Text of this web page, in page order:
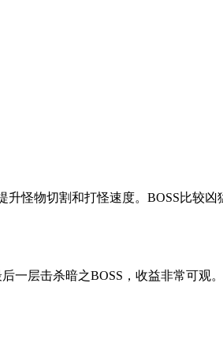
怪物切割和打怪速度。BOSS比较
一层击杀暗之BOSS，收益非常可观